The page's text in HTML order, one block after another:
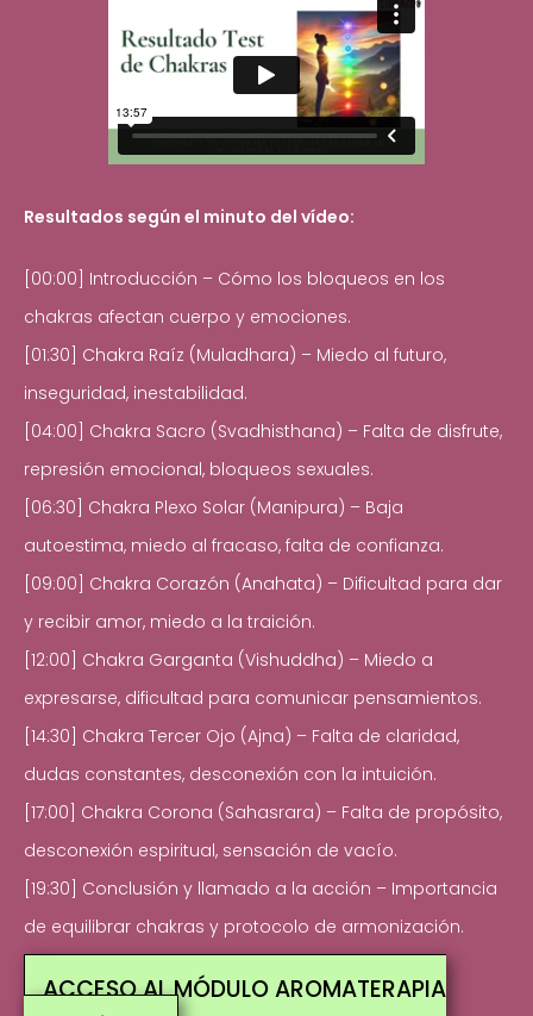
Resultados según el minuto del vídeo:
[00:00] Introducción – Cómo los bloqueos en los
chakras afectan cuerpo y emociones.
[01:30] Chakra Raíz (Muladhara) – Miedo al futuro,
inseguridad, inestabilidad.
[04:00] Chakra Sacro (Svadhisthana) – Falta de disfrute,
represión emocional, bloqueos sexuales.
[06:30] Chakra Plexo Solar (Manipura) – Baja
autoestima, miedo al fracaso, falta de confianza.
[09:00] Chakra Corazón (Anahata) – Dificultad para dar
y recibir amor, miedo a la traición.
[12:00] Chakra Garganta (Vishuddha) – Miedo a
expresarse, dificultad para comunicar pensamientos.
[14:30] Chakra Tercer Ojo (Ajna) – Falta de claridad,
dudas constantes, desconexión con la intuición.
[17:00] Chakra Corona (Sahasrara) – Falta de propósito,
desconexión espiritual, sensación de vacío.
[19:30] Conclusión y llamado a la acción – Importancia
de equilibrar chakras y protocolo de armonización.
ACCESO AL MÓDULO AROMATERAPIA